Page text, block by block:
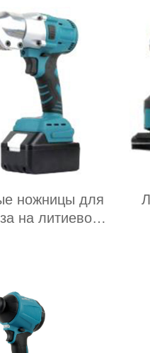
ножницы для
на литиевой